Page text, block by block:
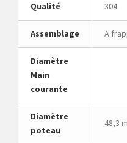
Qualité 304
Assemblage A
Diamètre
Main
courante
Diamètre
poteau
48,3